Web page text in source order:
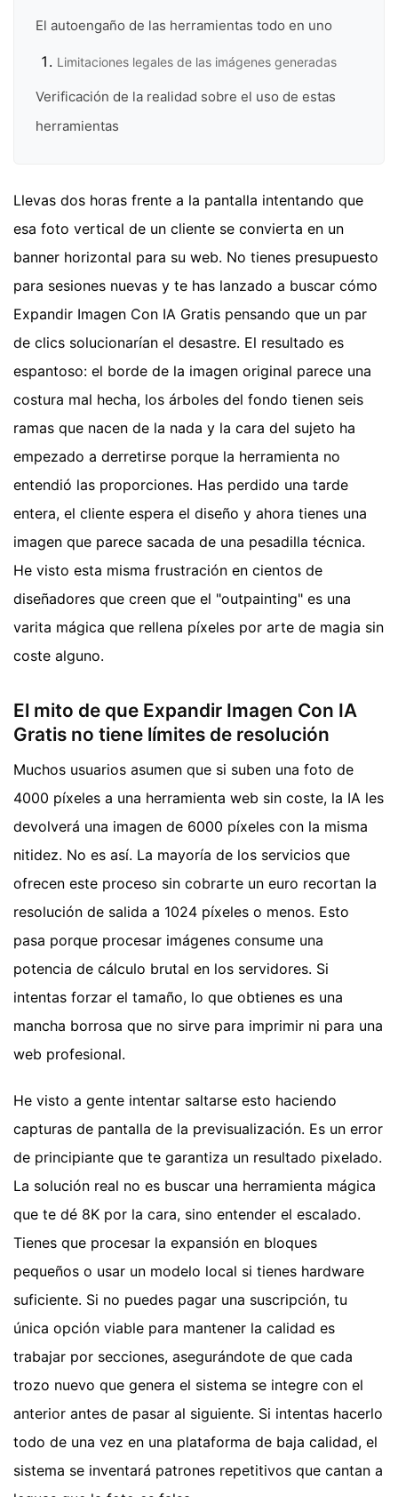
El autoengaño de las herramientas todo en uno
Limitaciones legales de las imágenes generadas
Verificación de la realidad sobre el uso de estas
herramientas
Llevas dos horas frente a la pantalla intentando que
esa foto vertical de un cliente se convierta en un
banner horizontal para su web. No tienes presupuesto
para sesiones nuevas y te has lanzado a buscar cómo
Expandir Imagen Con IA Gratis pensando que un par
de clics solucionarían el desastre. El resultado es
espantoso: el borde de la imagen original parece una
costura mal hecha, los árboles del fondo tienen seis
ramas que nacen de la nada y la cara del sujeto ha
empezado a derretirse porque la herramienta no
entendió las proporciones. Has perdido una tarde
entera, el cliente espera el diseño y ahora tienes una
imagen que parece sacada de una pesadilla técnica.
He visto esta misma frustración en cientos de
diseñadores que creen que el "outpainting" es una
varita mágica que rellena píxeles por arte de magia sin
coste alguno.
El mito de que Expandir Imagen Con IA
Gratis no tiene límites de resolución
Muchos usuarios asumen que si suben una foto de
4000 píxeles a una herramienta web sin coste, la IA les
devolverá una imagen de 6000 píxeles con la misma
nitidez. No es así. La mayoría de los servicios que
ofrecen este proceso sin cobrarte un euro recortan la
resolución de salida a 1024 píxeles o menos. Esto
pasa porque procesar imágenes consume una
potencia de cálculo brutal en los servidores. Si
intentas forzar el tamaño, lo que obtienes es una
mancha borrosa que no sirve para imprimir ni para una
web profesional.
He visto a gente intentar saltarse esto haciendo
capturas de pantalla de la previsualización. Es un error
de principiante que te garantiza un resultado pixelado.
La solución real no es buscar una herramienta mágica
que te dé 8K por la cara, sino entender el escalado.
Tienes que procesar la expansión en bloques
pequeños o usar un modelo local si tienes hardware
suficiente. Si no puedes pagar una suscripción, tu
única opción viable para mantener la calidad es
trabajar por secciones, asegurándote de que cada
trozo nuevo que genera el sistema se integre con el
anterior antes de pasar al siguiente. Si intentas hacerlo
todo de una vez en una plataforma de baja calidad, el
sistema se inventará patrones repetitivos que cantan a